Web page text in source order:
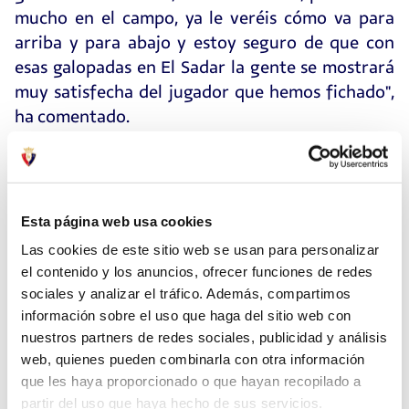
Esta página web usa cookies
Las cookies de este sitio web se usan para personalizar
el contenido y los anuncios, ofrecer funciones de redes
sociales y analizar el tráfico. Además, compartimos
información sobre el uso que haga del sitio web con
nuestros partners de redes sociales, publicidad y análisis
web, quienes pueden combinarla con otra información
que les haya proporcionado o que hayan recopilado a
partir del uso que haya hecho de sus servicios.
mucho en el campo, ya le veréis cómo va para
arriba y para abajo y estoy seguro de que con
esas galopadas en El Sadar la gente se mostrará
muy satisfecha del jugador que hemos fichado",
ha comentado.